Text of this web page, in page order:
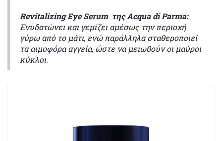
Revitalizing Eye Serum της Acqua di Parma:
Ενυδατώνει και γεμίζει αμέσως την περιοχή
γύρω από το μάτι, ενώ παράλληλα σταθεροποιεί
τα αιμοφόρα αγγεία, ώστε να μειωθούν οι μαύροι
κύκλοι.